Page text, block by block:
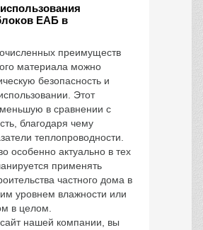
ЕАБ в
преимуществ
материала можно
безопасность и
Этот
в сравнении с
благодаря чему
теплопроводности.
особенно актуально в тех
применять
частного дома в
уровнем влажности или
в целом.
нашей компании, вы